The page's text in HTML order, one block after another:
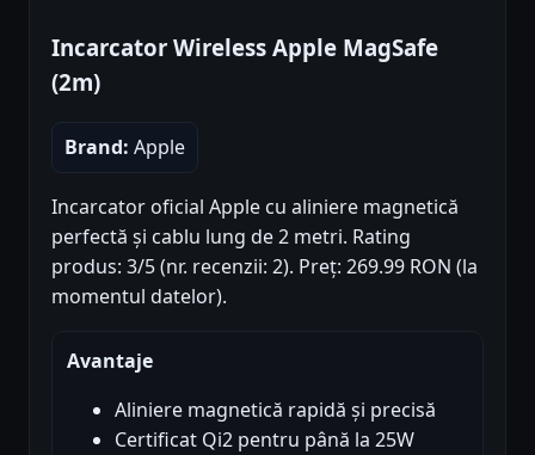
Incarcator Wireless Apple MagSafe
(2m)
Brand: Apple
Incarcator oficial Apple cu aliniere magnetică
perfectă și cablu lung de 2 metri. Rating
produs: 3/5 (nr. recenzii: 2). Preț: 269.99 RON (la
momentul datelor).
Avantaje
Aliniere magnetică rapidă și precisă
Certificat Qi2 pentru până la 25W